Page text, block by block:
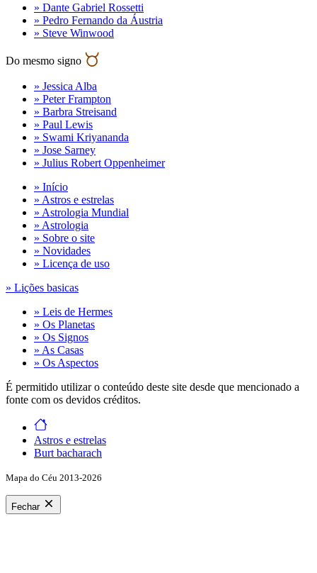
» Dante Gabriel Rossetti
» Pedro Fernando da Áustria
» Steve Winwood
Do mesmo signo
» Jessica Alba
» Peter Frampton
» Barbra Streisand
» Paul Lewis
» Swami Kriyananda
» Jose Sarney
» Julius Robert Oppenheimer
» Início
» Astros e estrelas
» Astrologia Mundial
» Astrologia
» Sobre o site
» Novidades
» Licença de uso
» Lições basicas
» Leis de Hermes
» Os Planetas
» Os Signos
» As Casas
» Os Aspectos
É permitido utilizar o conteúdo deste site desde que mencionado a
fonte com os devidos créditos.
Astros e estrelas
Burt bacharach
Mapa do Céu 2013-2026
Fechar